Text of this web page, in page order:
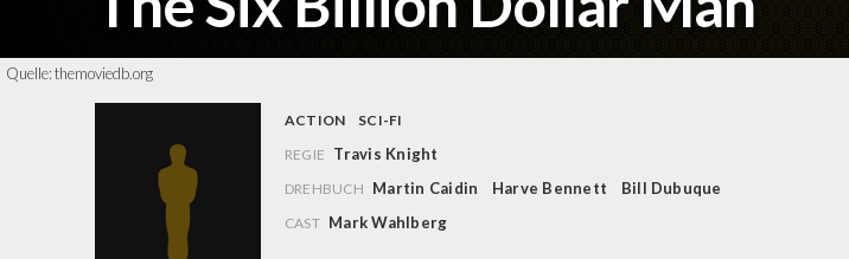
Quelle:themoviedb.org
ACTION
SCI-FI
REGIE Travis Knight
DREHBUCH Martin Caidin Harve Bennett Bill Dubuque
CAST Mark Wahlberg